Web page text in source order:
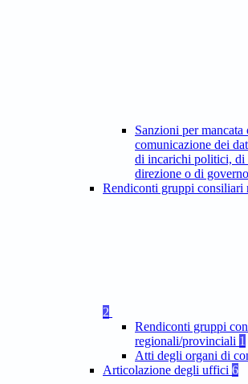
Sanzioni per mancata
comunicazione dei
di incarichi politici, di
direzione o di governo
Rendiconti gruppi consiliari
2
Rendiconti gruppi
regionali/provinciali 1
Atti degli organi di
Articolazione degli uffici 6